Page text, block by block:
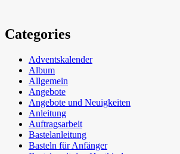
Categories
Adventskalender
Album
Allgemein
Angebote
Angebote und Neuigkeiten
Anleitung
Auftragsarbeit
Bastelanleitung
Basteln für Anfänger